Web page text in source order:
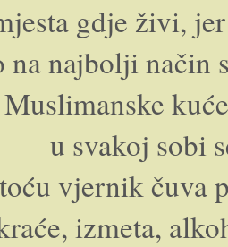
gdje živi,
na najbolji
u svakoj sobi
vjernik čuva
izmeta,